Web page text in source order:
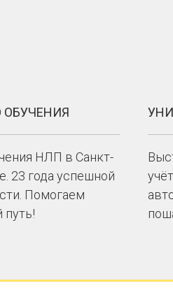
ОБУЧЕНИЯ
НЛП в Санкт-
23 года успешной
Помогаем
путь!